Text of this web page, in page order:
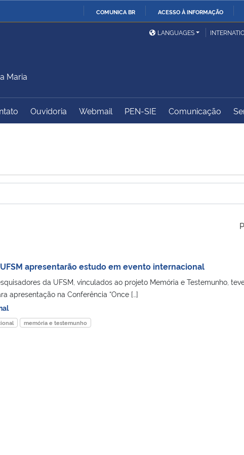
COMUNICA BR ACESSO À INFORMAÇÃO
Ministério da Defesa
Ministério das Relações
Exteriores
Ministério do
Controladoria-Geral da
LANGUAGES
Maria
Ouvidoria Webmail PEN-SIE Comunicação
apresentarão estudo em evento internacional
da UFSM, vinculados ao projeto Memória e Testemunho,
apresentação na Conferência “Once […]
memória e testemunho